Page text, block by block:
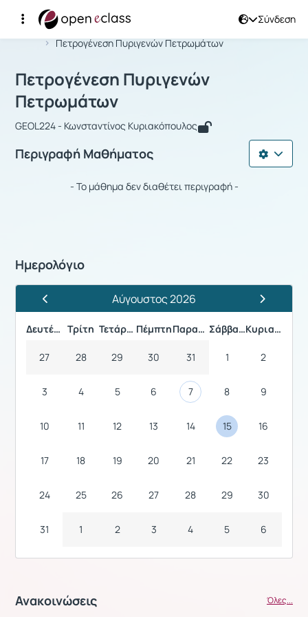
Σύνδεση
Αρχική Σελίδα
Πετρογένεση Πυριγενών Πετρωμάτων
Μάθημα : Πετρογένεση Πυριγενών
Πετρογένεση Πυριγενών
Πετρωμάτων
GEOL224 - Κωνσταντίνος Κυριακόπουλος
Περιγραφή Μαθήματος
- Το μάθημα δεν διαθέτει περιγραφή -
Ημερολόγιο
Προηγούμενος ΜήναςΑύγουστος 2026
Επόμενος
Δευτέρα Τρίτη Τετάρτη Πέμπτη Παρασκευή Σάββατο Κυριακή
27 28 29 30 31 1 2
3 4 5 6 7 8 9
10 11 12 13 14 15 16
17 18 19 20 21 22 23
24 25 26 27 28 29 30
31 1 2 3 4 5 6
Ανακοινώσεις Όλες...